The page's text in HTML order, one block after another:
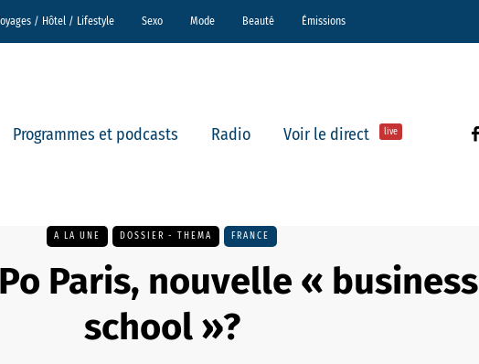
/ Hôtel / Lifestyle Sexo Mode Beauté Émissions
Programmes et podcasts Radio Voir le direct live
A LA UNE DOSSIER - THEMA FRANCE
Paris, nouvelle « business
school »?